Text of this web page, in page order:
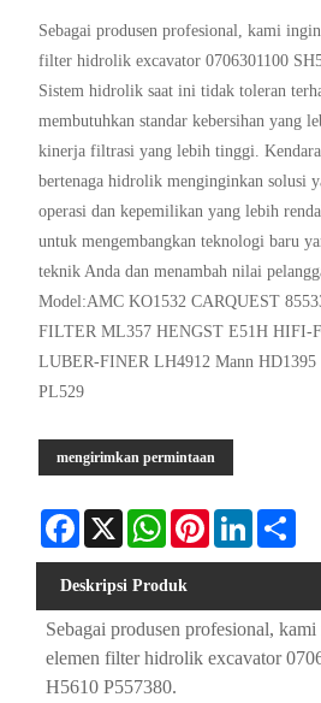
Sebagai produsen profesional, kami
filter hidrolik excavator 0706301100
Sistem hidrolik saat ini tidak toleran
membutuhkan standar kebersihan yang
kinerja filtrasi yang lebih tinggi.
bertenaga hidrolik menginginkan solusi
operasi dan kepemilikan yang lebih
untuk mengembangkan teknologi baru
teknik Anda dan menambah nilai
Model:AMC KO1532 CARQUEST
FILTER ML357 HENGST E51H HIFI-
LUBER-FINER LH4912 Mann HD1395
PL529
mengirimkan permintaan
Facebook
X WhatsAppPinterestLinkedIn
Deskripsi Produk
Sebagai produsen profesional,
elemen filter hidrolik excavator
H5610 P557380.